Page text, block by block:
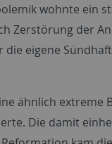
wohnte ein
Zerstörung der
eigene
ähnlich
Die damit